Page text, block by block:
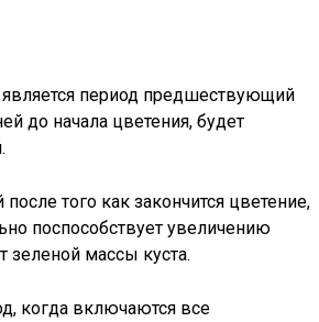
период предшествующий
до начала цветения, будет
того как закончится цветение,
поспособствует увеличению
зеленой массы куста.
когда включаются все